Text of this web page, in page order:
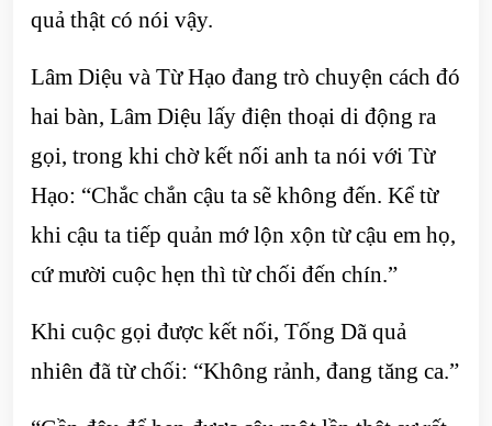
quả thật có nói vậy.
Lâm Diệu và Từ Hạo đang trò chuyện cách đó
hai bàn, Lâm Diệu lấy điện thoại di động ra
gọi, trong khi chờ kết nối anh ta nói với Từ
Hạo: “Chắc chắn cậu ta sẽ không đến. Kể từ
khi cậu ta tiếp quản mớ lộn xộn từ cậu em họ,
cứ mười cuộc hẹn thì từ chối đến chín.”
Khi cuộc gọi được kết nối, Tống Dã quả
nhiên đã từ chối: “Không rảnh, đang tăng ca.”